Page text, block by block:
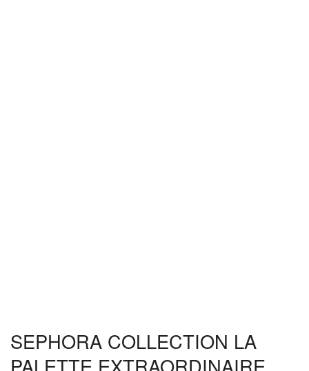
SEPHORA COLLECTION LA
PALETTE EXTRAORDINAIRE